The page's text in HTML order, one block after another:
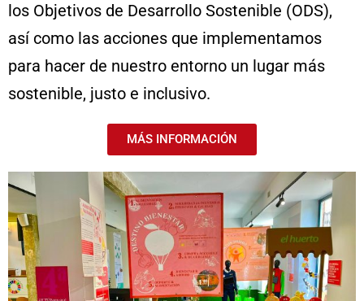
los Objetivos de Desarrollo Sostenible (ODS),
así como las acciones que implementamos
para hacer de nuestro entorno un lugar más
sostenible, justo e inclusivo.
MÁS INFORMACIÓN